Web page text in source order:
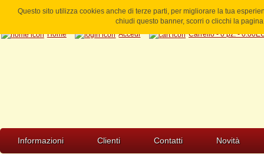
Questo sito utilizza cookies anche di terze parti, per migliorare la tua
chiudi questo banner, scorri o clicchi la
Home
Accedi Carrello - 0 pz. -
Informazioni Clienti Contatti Novità